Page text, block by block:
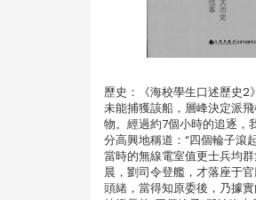
歷史：《海校學生口述歷史2
未能捕獲該船，層峰決定派
物。經過約7個小時的追逐，
分高興地稱道：“四個輪子滾
當時的無線電室值更士兵均
晨，劉司令登艦，才落座于
頭緒，當得知原委後，乃據